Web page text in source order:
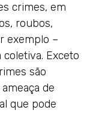
crimes, em
roubos,
exemplo –
Exceto
são
de
que pode